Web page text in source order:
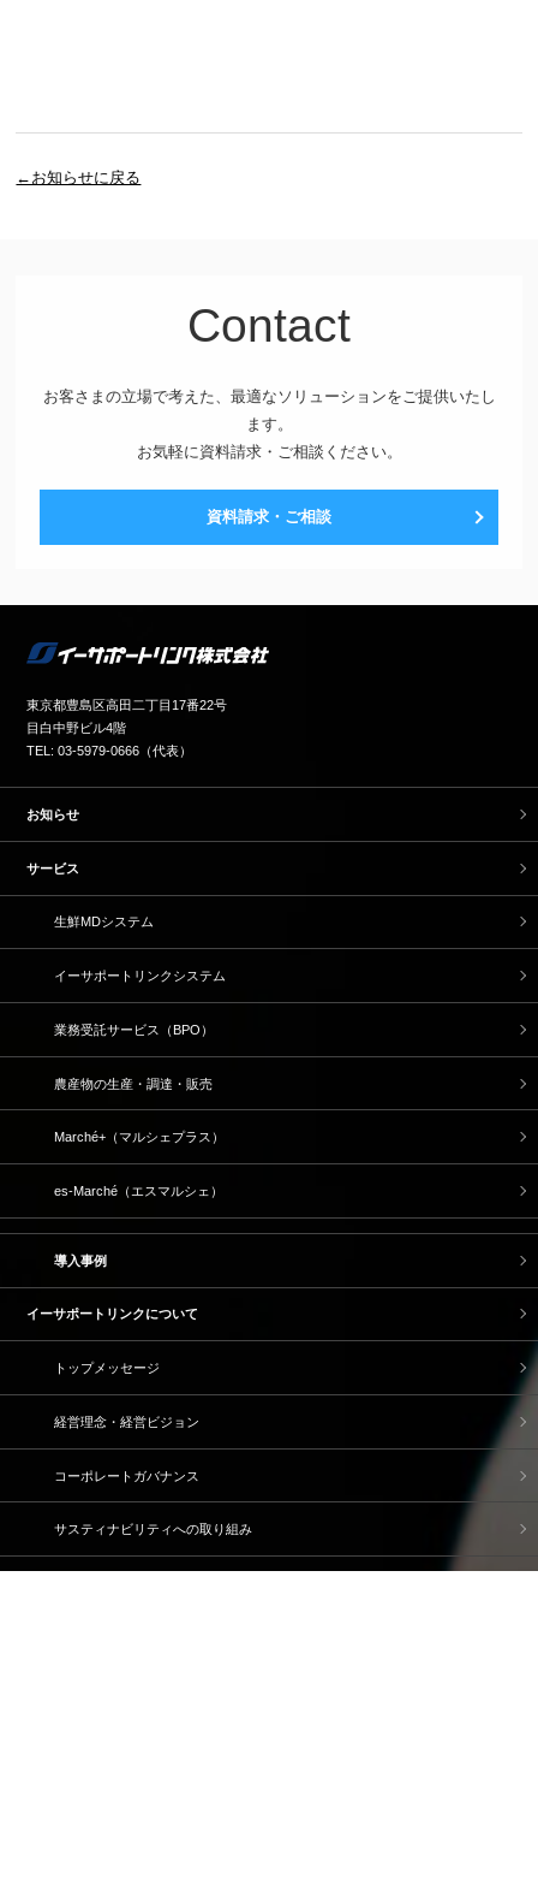
←お知らせに戻る
Contact
お客さまの立場で考えた、最適なソリューションをご提供いたし
ます。
お気軽に資料請求・ご相談ください。
資料請求・ご相談
東京都豊島区高田二丁目17番22号
目白中野ビル4階
TEL: 03-5979-0666（代表）
お知らせ
サービス
生鮮MDシステム
イーサポートリンクシステム
業務受託サービス（BPO）
農産物の生産・調達・販売
Marché+（マルシェプラス）
es-Marché（エスマルシェ）
導入事例
イーサポートリンクについて
トップメッセージ
経営理念・経営ビジョン
コーポレートガバナンス
サスティナビリティへの取り組み